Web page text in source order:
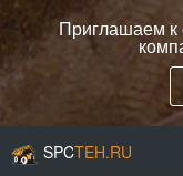
Приглашаем к
SPCTEH.RU